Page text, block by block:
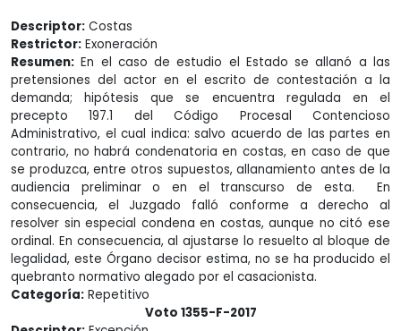
Descriptor: Costas
Restrictor: Exoneración
Resumen: En el caso de estudio el Estado se allanó a las
pretensiones del actor en el escrito de contestación a la
demanda; hipótesis que se encuentra regulada en el
precepto 197.1 del Código Procesal Contencioso
Administrativo, el cual indica: salvo acuerdo de las partes en
contrario, no habrá condenatoria en costas, en caso de que
se produzca, entre otros supuestos, allanamiento antes de la
audiencia preliminar o en el transcurso de esta. En
consecuencia, el Juzgado falló conforme a derecho al
resolver sin especial condena en costas, aunque no citó ese
ordinal. En consecuencia, al ajustarse lo resuelto al bloque de
legalidad, este Órgano decisor estima, no se ha producido el
quebranto normativo alegado por el casacionista.
Categoría: Repetitivo
Voto 1355-F-2017